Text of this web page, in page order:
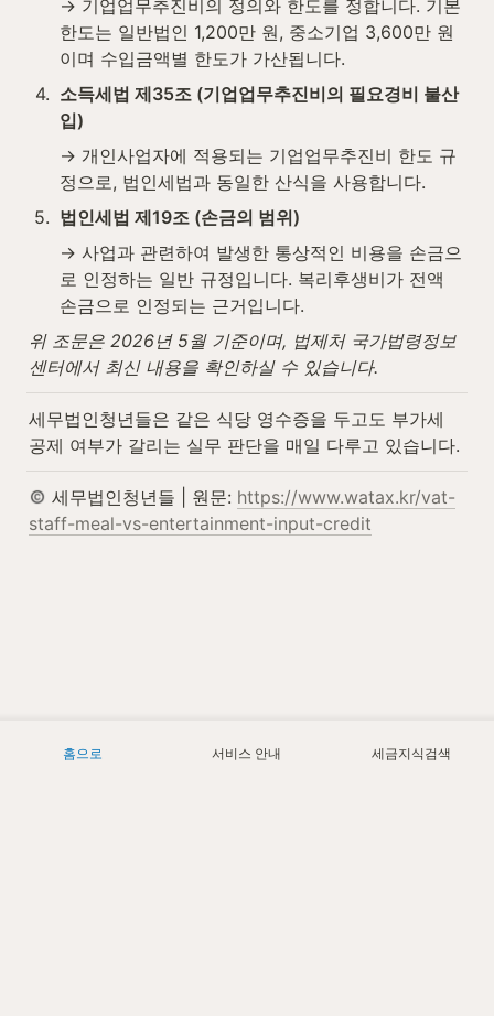
→ 기업업무추진비의 정의와 한도를 정합니다. 기본
한도는 일반법인 1,200만 원, 중소기업 3,600만 원
이며 수입금액별 한도가 가산됩니다.
4. 소득세법 제35조 (기업업무추진비의 필요경비 불산
입)
→ 개인사업자에 적용되는 기업업무추진비 한도 규
정으로, 법인세법과 동일한 산식을 사용합니다.
5. 법인세법 제19조 (손금의 범위)
→ 사업과 관련하여 발생한 통상적인 비용을 손금으
로 인정하는 일반 규정입니다. 복리후생비가 전액
손금으로 인정되는 근거입니다.
위 조문은 2026년 5월 기준이며, 법제처 국가법령정보
센터에서 최신 내용을 확인하실 수 있습니다.
세무법인청년들은 같은 식당 영수증을 두고도 부가세
공제 여부가 갈리는 실무 판단을 매일 다루고 있습니다.
세무법인청년들 | 원문: https://www.watax.kr/vat-
staff-meal-vs-entertainment-input-credit
홈으로 서비스 안내 세금지식검색